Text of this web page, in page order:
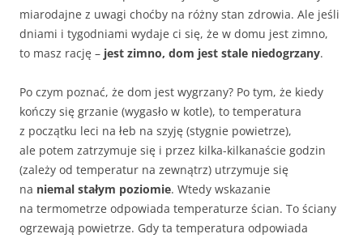
miarodajne z uwagi choćby na różny stan zdrowia. Ale jeśli
dniami i tygodniami wydaje ci się, że w domu jest zimno,
to masz rację – jest zimno, dom jest stale niedogrzany.
Po czym poznać, że dom jest wygrzany? Po tym, że kiedy
kończy się grzanie (wygasło w kotle), to temperatura
z początku leci na łeb na szyję (stygnie powietrze),
ale potem zatrzymuje się i przez kilka-kilkanaście godzin
(zależy od temperatur na zewnątrz) utrzymuje się
na niemal stałym poziomie. Wtedy wskazanie
na termometrze odpowiada temperaturze ścian. To ściany
ogrzewają powietrze. Gdy ta temperatura odpowiada